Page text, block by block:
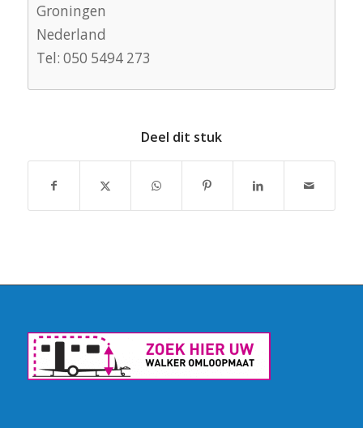
Groningen
Nederland
Tel: 050 5494 273
Deel dit stuk